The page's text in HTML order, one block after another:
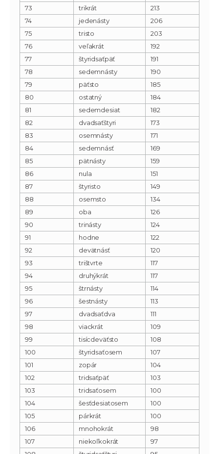
73
trikrát
213
74
jedenásty
206
75
tristo
203
76
veľakrát
192
77
štyridsaťpäť
191
78
sedemnásty
190
79
päťsto
185
80
ostatný
184
81
sedemdesiat
182
82
dvadsaťštyri
173
83
osemnásty
171
84
sedemnásť
169
85
pätnásty
159
86
nula
151
87
štyristo
149
88
osemsto
134
89
oba
126
90
trinásty
124
91
hodne
122
92
devätnásť
120
93
trištvrte
117
94
druhýkrát
117
95
štrnásty
114
96
šestnásty
113
97
dvadsaťdva
111
98
viackrát
109
99
tisícdeväťsto
108
100
štyridsaťosem
107
101
zopár
104
102
tridsaťpäť
103
103
tridsaťosem
100
104
šesťdesiatosem
100
105
párkrát
100
106
mnohokrát
98
107
niekoľkokrát
97